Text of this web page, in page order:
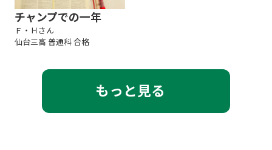
チャンプでの一年
Ｆ・Ｈさん
仙台三高 普通科 合格
もっと見る